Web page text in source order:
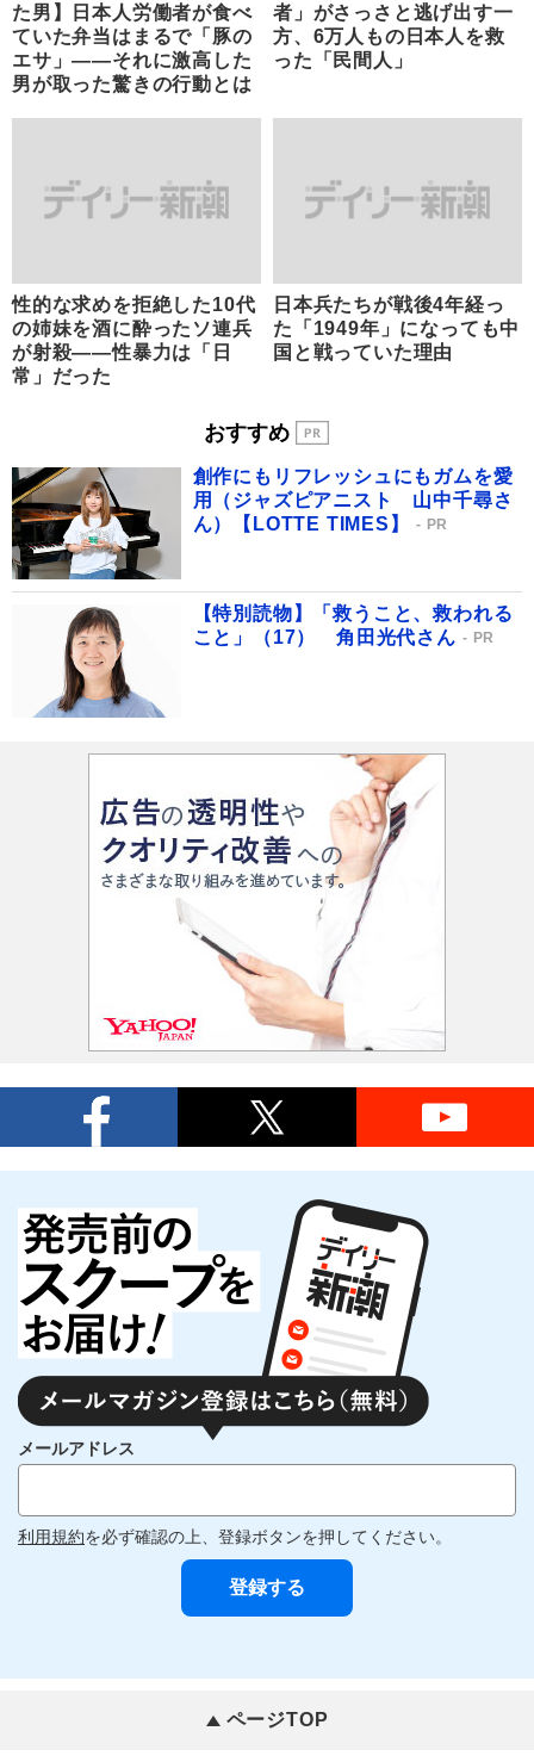
た男】日本人労働者が食べ
ていた弁当はまるで「豚の
エサ」――それに激高した
男が取った驚きの行動とは
者」がさっさと逃げ出す一
方、6万人もの日本人を救
った「民間人」
性的な求めを拒絶した10代
の姉妹を酒に酔ったソ連兵
が射殺――性暴力は「日
常」だった
日本兵たちが戦後4年経っ
た「1949年」になっても中
国と戦っていた理由
おすすめ
創作にもリフレッシュにもガムを愛
用（ジャズピアニスト 山中千尋さ
ん）【LOTTE TIMES】
PR
【特別読物】「救うこと、救われる
こと」（17） 角田光代さん
PR
メールアドレス
利用規約を必ず確認の上、登録ボタンを押してください。
ページTOP